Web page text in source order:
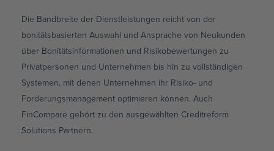
Die Bandbreite der Dienstleistungen reicht von der
bonitätsbasierten Auswahl und Ansprache von Neukunden
über Bonitätsinformationen und Risikobewertungen zu
Privatpersonen und Unternehmen bis hin zu vollständigen
Systemen, mit denen Unternehmen ihr Risiko- und
Forderungsmanagement optimieren können. Auch
FinCompare gehört zu den ausgewählten Creditreform
Solutions Partnern.